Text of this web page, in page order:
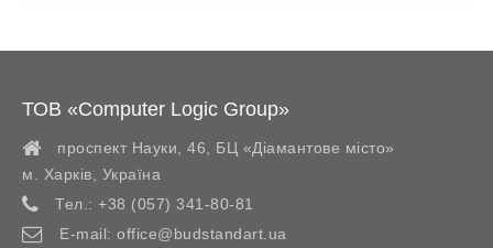
ТОВ «Computer Logic Group»
проспект Науки, 46, БЦ «Діамантове місто»
м. Харків
Україна
Тел.: +38 (057) 341-80-81
E-mail: office@budstandart.ua